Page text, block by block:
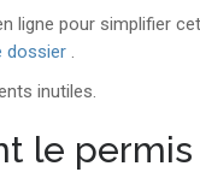
ligne pour simplifier
dossier .
inutiles.
le